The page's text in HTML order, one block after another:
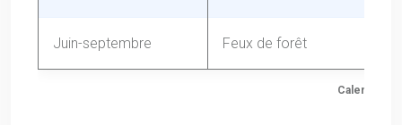
Calendrier
Juin-septembre Feux de forêt